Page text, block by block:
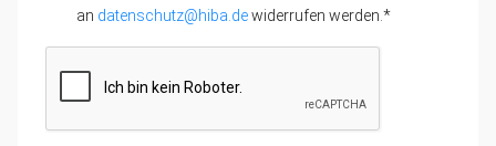
an datenschutz@hiba.dewiderrufen werden.*